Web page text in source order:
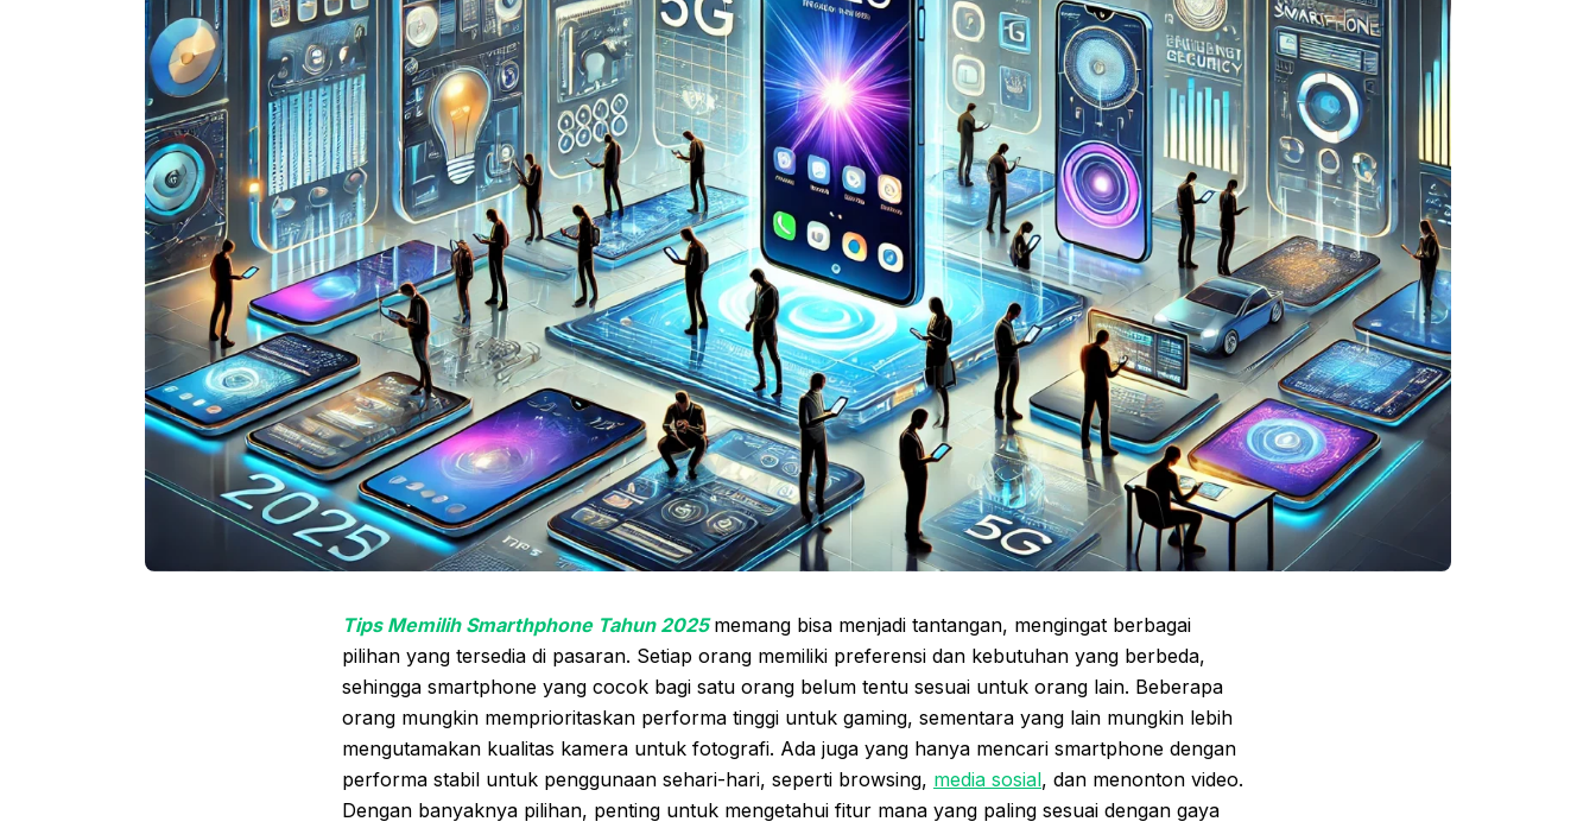
Tips Memilih Smarthphone Tahun 2025memang bisa menjadi tantangan, mengingat berbagai
pilihan yang tersedia di pasaran. Setiap orang memiliki preferensi dan kebutuhan yang berbeda,
sehingga smartphone yang cocok bagi satu orang belum tentu sesuai untuk orang lain. Beberapa
orang mungkin memprioritaskan performa tinggi untuk gaming, sementara yang lain mungkin lebih
mengutamakan kualitas kamera untuk fotografi. Ada juga yang hanya mencari smartphone dengan
performa stabil untuk penggunaan sehari-hari, seperti browsing, media sosial, dan menonton video.
Dengan banyaknya pilihan, penting untuk mengetahui fitur mana yang paling sesuai dengan gaya